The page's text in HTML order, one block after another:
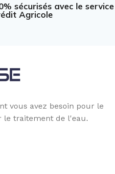
sécurisés avec le service
Agricole
vous avez besoin pour le
le traitement de l'eau.